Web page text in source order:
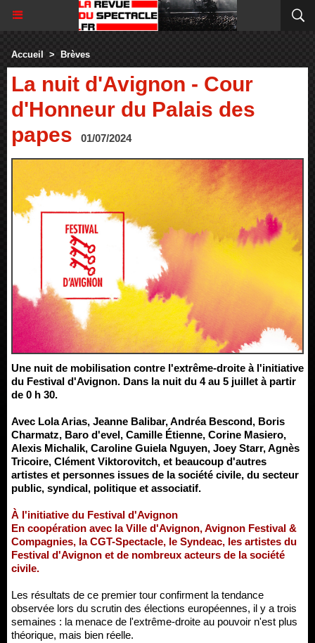
Accueil > Brèves
La nuit d'Avignon - Cour
d'Honneur du Palais des
papes
01/07/2024
Une nuit de mobilisation contre l'extrême-droite à l'initiative
du Festival d'Avignon. Dans la nuit du 4 au 5 juillet à partir
de 0 h 30.
Avec Lola Arias, Jeanne Balibar, Andréa Bescond, Boris
Charmatz, Baro d'evel, Camille Étienne, Corine Masiero,
Alexis Michalik, Caroline Guiela Nguyen, Joey Starr, Agnès
Tricoire, Clément Viktorovitch, et beaucoup d'autres
artistes et personnes issues de la société civile, du secteur
public, syndical, politique et associatif.
À l'initiative du Festival d'Avignon
En coopération avec la Ville d'Avignon, Avignon Festival &
Compagnies, la CGT-Spectacle, le Syndeac, les artistes du
Festival d'Avignon et de nombreux acteurs de la société
civile.
Les résultats de ce premier tour confirment la tendance
observée lors du scrutin des élections européennes, il y a trois
semaines : la menace de l'extrême-droite au pouvoir n'est plus
théorique, mais bien réelle.